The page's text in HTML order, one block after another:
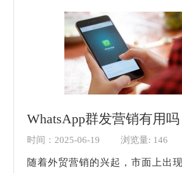
时间：2025-06-19 浏览量: 146
随着外贸营销的兴起，市面上出